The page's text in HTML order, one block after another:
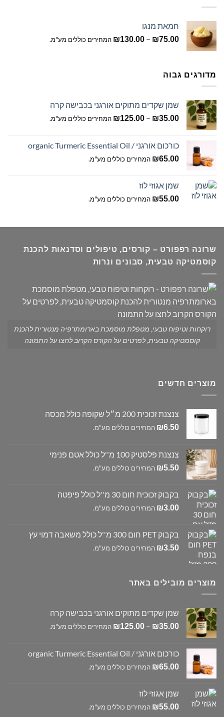
חמאת מנגו
₪75.00
–
₪130.00
טווח
המחירים כוללים מע"מ.
מדורגים גבוה
שמן שקדים מתוקים אורגני בכבישה קרה
₪35.00
–
₪125.00
טווח
עד
המחירים כוללים מע"מ.
כורכום אורגני / organic Turmeric Essential Oil
₪65.00 המחירים כוללים מע"מ.
שמן אגוזי לוז
₪55.00 המחירים כוללים מע"מ.
שרונה רפפורט – קורסים, טיפולים וסדנאות להכנת
קוסמטיקה טבעית, סבונים ונרות
רוקחות וטיפוח טבעי, מטפלת מוסמכת בארומתרפיה מנטורית להכנת
קוסמטיקה טבעית, לפרטים על הקורס הקרוב לחצו על התמונה
מוצרים חדשים
צנצנת זכוכית 200 מ״ל שקופה כולל מכסה
₪6.50 המחירים כוללים מע"מ.
צנצנת פלסטיק 100 מ''ל כולל אטם פנימי
₪5.50 המחירים כוללים מע"מ.
בקבוק זכוכית חום 30 מ''ל כולל פיפטה
₪3.00 המחירים כוללים מע"מ.
בקבוק PET חום 300 מ''ל כולל משאבה דמוי עץ
₪3.50 המחירים כוללים מע"מ.
מוצרים מובילים באתר
שמן שקדים מתוקים אורגני בכבישה קרה
₪35.00
–
₪125.00
טווח
עד
המחירים כוללים מע"מ.
כורכום אורגני / organic Turmeric Essential Oil
₪65.00 המחירים כוללים מע"מ.
שמן אגוזי לוז
₪55.00 המחירים כוללים מע"מ.